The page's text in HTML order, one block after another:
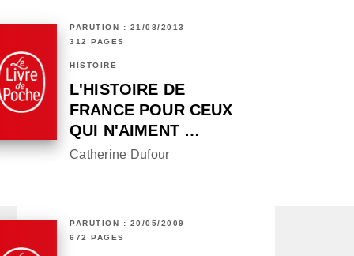
PARUTION : 21/08/2013
312 PAGES
HISTOIRE
L'HISTOIRE DE
FRANCE POUR CEUX
QUI N'AIMENT …
Catherine Dufour
PARUTION : 20/05/2009
672 PAGES